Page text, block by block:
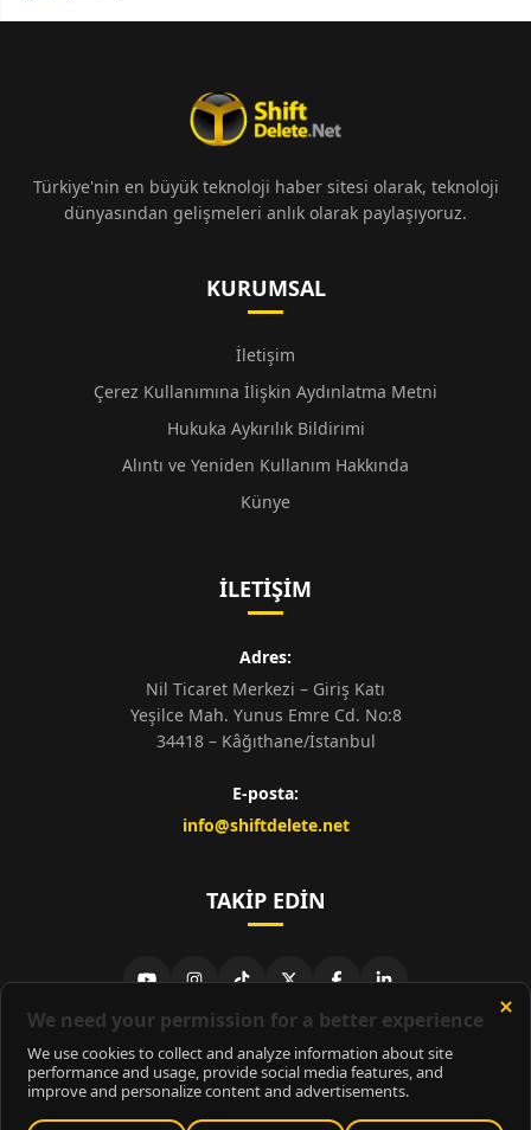
Türkiye'nin en büyük teknoloji haber sitesi olarak, teknoloji
dünyasından gelişmeleri anlık olarak paylaşıyoruz.
KURUMSAL
İletişim
Çerez Kullanımına İlişkin Aydınlatma Metni
Hukuka Aykırılık Bildirimi
Alıntı ve Yeniden Kullanım Hakkında
Künye
İLETIŞIM
Adres:
Nil Ticaret Merkezi – Giriş Katı
Yeşilce Mah. Yunus Emre Cd. No:8
34418 – Kâğıthane/İstanbul
E-posta:
info@shiftdelete.net
TAKIP EDIN
© 2026ShiftDelete.Net- Tüm hakları saklıdır.